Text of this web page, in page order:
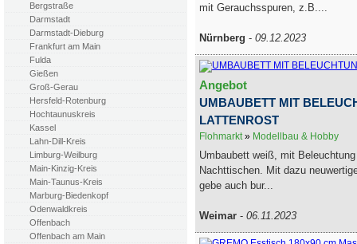
Bergstraße
Darmstadt
Darmstadt-Dieburg
Frankfurt am Main
Fulda
Gießen
Groß-Gerau
Hersfeld-Rotenburg
Hochtaunuskreis
Kassel
Lahn-Dill-Kreis
Limburg-Weilburg
Main-Kinzig-Kreis
Main-Taunus-Kreis
Marburg-Biedenkopf
Odenwaldkreis
Offenbach
Offenbach am Main
mit Gerauchsspuren, z.B....
Nürnberg - 09.12.2023
Angebot
UMBAUBETT MIT
LATTENROST
Flohmarkt» Modellbau & Hobby
Umbaubett weiß, mit
Nachttischen. Mit dazu
gebe auch bur...
Weimar - 06.11.2023